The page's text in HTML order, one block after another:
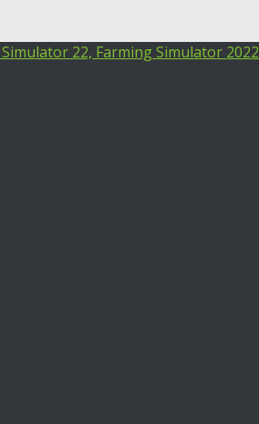
22, Farming Simulator 2022